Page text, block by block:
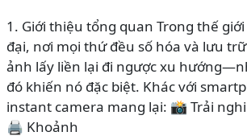
Đến
Drone
Camera
AI
Hiện
Đại
1. Giới thiệu tổng quan Trong thế
đại, nơi mọi thứ đều số hóa và lưu
ảnh lấy liền lại đi ngược xu
đó khiến nó đặc biệt. Khác với
instant camera mang lại: 📸 Trải
🖨️ Khoảnh